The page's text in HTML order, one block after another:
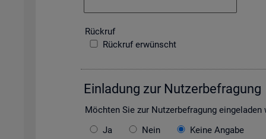
Rück­ruf
Rückruf erwünscht
Ein­la­dung zur Nut­zer­be­fra­gung
Möch­ten Sie zur Nut­zer­be­fra­gung ein­ge­la­den
Ja
Nein Keine Angabe